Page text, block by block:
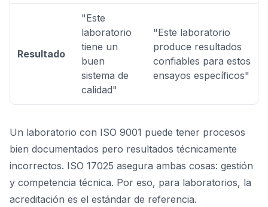
Resultado
"Este
laboratorio
tiene un
buen
sistema de
calidad"
"Este laboratorio
produce resultados
confiables para estos
ensayos específicos"
Un laboratorio con ISO 9001 puede tener procesos
bien documentados pero resultados técnicamente
incorrectos. ISO 17025 asegura ambas cosas: gestión
y competencia técnica. Por eso, para laboratorios, la
acreditación es el estándar de referencia.